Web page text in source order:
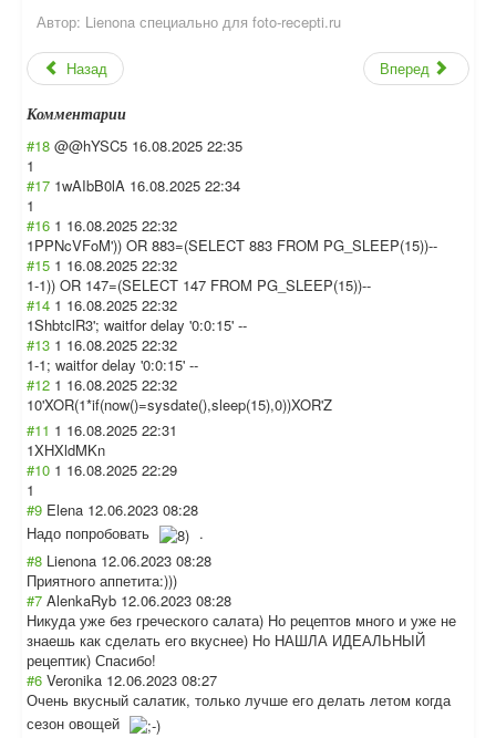
Автор: Lienona специально для foto-recepti.ru
Назад Вперед
Комментарии
#18 @@hYSC5 16.08.2025 22:35
1
#17 1wAIbB0lA 16.08.2025 22:34
1
#16 1 16.08.2025 22:32
1PPNcVFoM')) OR 883=(SELECT 883 FROM PG_SLEEP(15))--
#15 1 16.08.2025 22:32
1-1)) OR 147=(SELECT 147 FROM PG_SLEEP(15))--
#14 1 16.08.2025 22:32
1ShbtclR3'; waitfor delay '0:0:15' --
#13 1 16.08.2025 22:32
1-1; waitfor delay '0:0:15' --
#12 1 16.08.2025 22:32
10'XOR(1*if(now()=sysdate(),sleep(15),0))XOR'Z
#11 1 16.08.2025 22:31
1XHXldMKn
#10 1 16.08.2025 22:29
1
#9 Elena 12.06.2023 08:28
Надо попробовать
.
#8 Lienona 12.06.2023 08:28
Приятного аппетита:)))
#7 AlenkaRyb 12.06.2023 08:28
Никуда уже без греческого салата) Но рецептов много и уже не
знаешь как сделать его вкуснее) Но НАШЛА ИДЕАЛЬНЫЙ
рецептик) Спасибо!
#6 Veronika 12.06.2023 08:27
Очень вкусный салатик, только лучше его делать летом когда
сезон овощей